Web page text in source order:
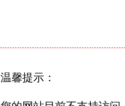
温馨提示：